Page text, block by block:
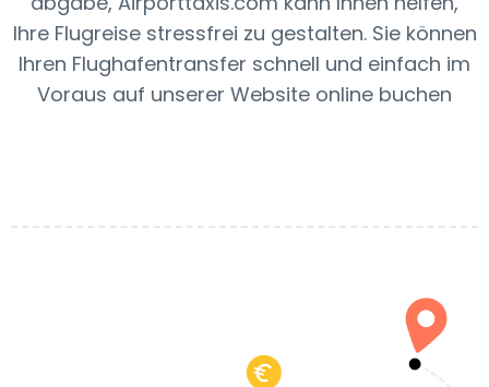
Ihre Flugreise stressfrei zu gestalten. Sie können
Ihren Flughafentransfer schnell und einfach im
Voraus auf unserer Website online buchen